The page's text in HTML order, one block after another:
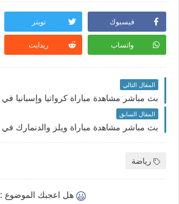
فيسبوك تويتر
واتساب ريدايت
المقال التالي
المقال السابق
رياضة
هل اعجبك الموضوع :